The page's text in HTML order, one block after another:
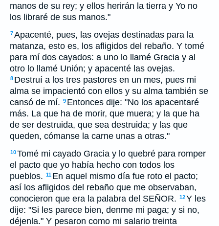
manos de su rey; y ellos herirán la tierra y Yo no
los libraré de sus manos."
7Apacenté, pues, las ovejas destinadas para la
matanza, esto es, los afligidos del rebaño. Y tomé
para mí dos cayados: a uno lo llamé Gracia y al
otro lo llamé Unión; y apacenté las ovejas.
8 Destruí a los tres pastores en un mes, pues mi
alma se impacientó con ellos y su alma también se
cansó de mí. 9 Entonces dije: "No los apacentaré
más. La que ha de morir, que muera; y la que ha
de ser destruida, que sea destruida; y las que
queden, cómanse la carne unas a otras."
10Tomé mi cayado Gracia y lo quebré para romper
el pacto que yo había hecho con todos los
pueblos. 11 En aquel mismo día fue roto el pacto;
así los afligidos del rebaño que me observaban,
conocieron que era la palabra del SEÑOR. 12Y les
dije: "Si les parece bien, denme mi paga; y si no,
déjenla." Y pesaron como mi salario treinta